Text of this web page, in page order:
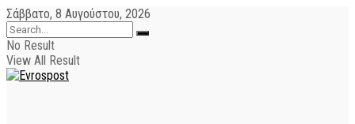
Σάββατο, 8 Αυγούστου, 2026
No Result
View All Result